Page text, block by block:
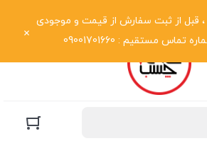
قبل از ثبت سفارش از قیمت و موجودی
مستقیم : 09001701660